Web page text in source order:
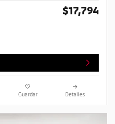
$17,794
Guardar Detalles